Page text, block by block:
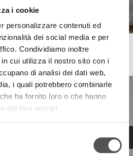
i cookie
personalizzare contenuti ed
dei social media e per
Condividiamo inoltre
cui utilizza il nostro sito con i
di analisi dei dati web,
i quali potrebbero combinarle
ha fornito loro o che hanno
dei loro servizi.
Mastruzzi
and Customer well-being